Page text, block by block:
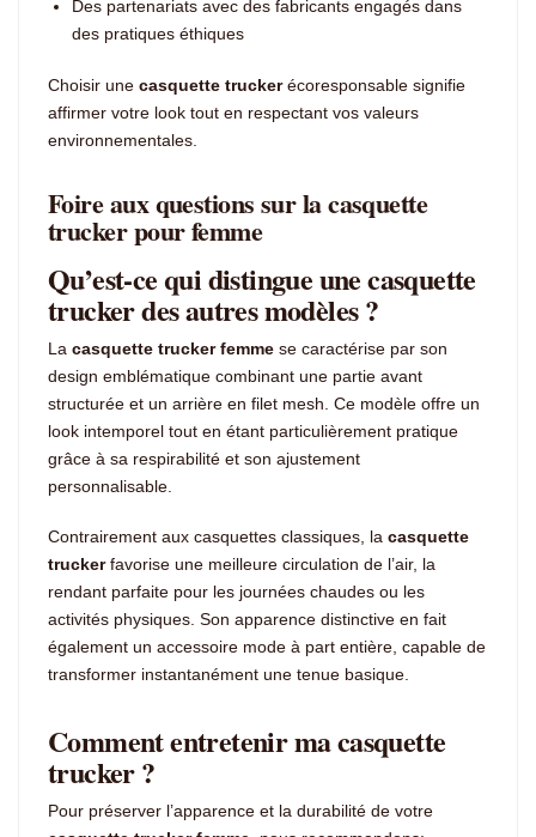
Des partenariats avec des fabricants engagés dans
des pratiques éthiques
Choisir une casquette truckerécoresponsable signifie
affirmer votre look tout en respectant vos valeurs
environnementales.
Foire aux questions sur la casquette
trucker pour femme
Qu’est-ce qui distingue une casquette
trucker des autres modèles ?
La casquette trucker femme se caractérise par son
design emblématique combinant une partie avant
structurée et un arrière en filet mesh. Ce modèle offre un
look intemporel tout en étant particulièrement pratique
grâce à sa respirabilité et son ajustement
personnalisable.
Contrairement aux casquettes classiques, la casquette
truckerfavorise une meilleure circulation de l’air, la
rendant parfaite pour les journées chaudes ou les
activités physiques. Son apparence distinctive en fait
également un accessoire mode à part entière, capable de
transformer instantanément une tenue basique.
Comment entretenir ma casquette
trucker ?
Pour préserver l’apparence et la durabilité de votre